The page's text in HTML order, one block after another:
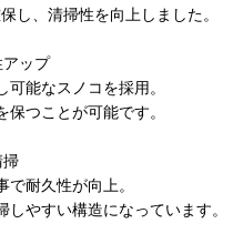
し、清掃性を向上しました。
ップ
能なスノコを採用。
つことが可能です。
掃
で耐久性が向上。
しやすい構造になっています。